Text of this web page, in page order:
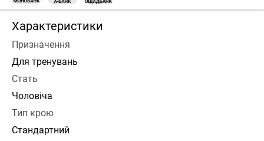
Характеристики
Призначення
Для тренувань
Стать
Чоловіча
Тип крою
Стандартний